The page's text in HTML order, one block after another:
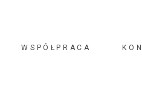
WSPÓŁPRACA